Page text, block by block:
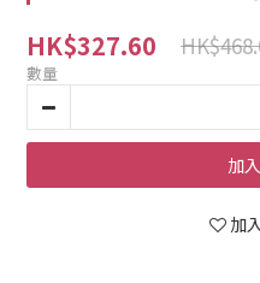
HK$327.60
數量
加
加